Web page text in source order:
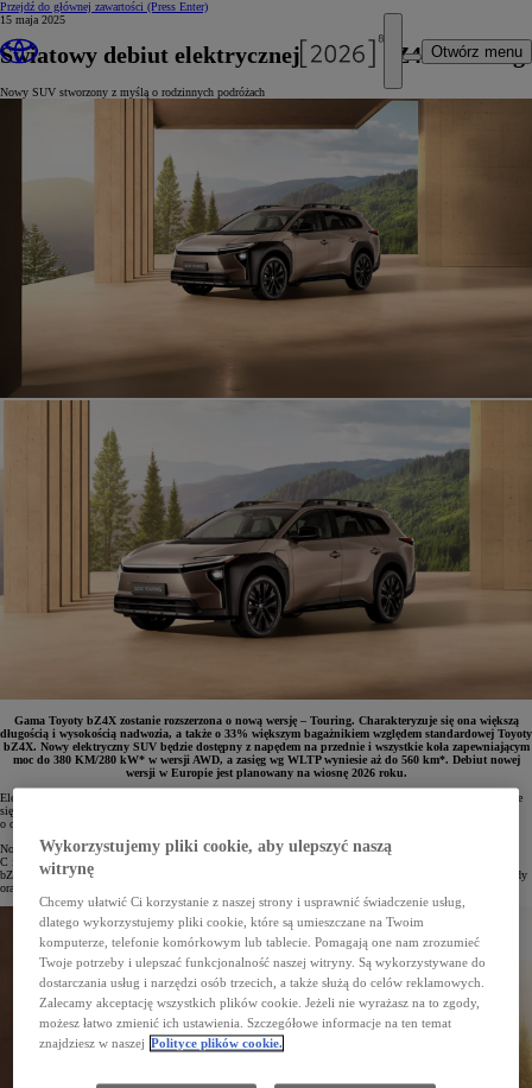
Przejdź do głównej zawartości (Press Enter)
Otwórz menu
15 maja 2025
Światowy debiut elektrycznej Toyoty bZ4X Touring
Nowy SUV stworzony z myślą o rodzinnych podróżach
Gama Toyoty bZ4X zostanie rozszerzona o nową wersję – Touring. Charakteryzuje się ona większą
długością i wysokością nadwozia, a także o 33% większym bagażnikiem względem standardowej Toyoty
bZ4X. Nowy elektryczny SUV będzie dostępny z napędem na przednie i wszystkie koła zapewniającym
moc do 380 KM/280 kW* w wersji AWD, a zasięg wg WLTP wyniesie aż do 560 km*. Debiut nowej
wersji w Europie jest planowany na wiosnę 2026 roku.
Elektryczny SUV Toyota bZ4X już wkrótce będzie dostępny w nowym wariancie nadwozia – Touring. Będzie
się ono charakteryzowało m.in. większą przestrzenią bagażową. Odmiana ta została stworzona z myślą
o osobach aktywnie spędzających czas i poszukujących przestronnego auta na dalekie, rodzinne wyjazdy.
Nowa Toyota bZ4X Touring wzmacnia ofertę elektrycznych SUV-ów marki w kluczowych segmentach – B,
C i D. Samochód dołącza do nowego Urban Cruisera oraz Toyoty C-HR+, a także zmodernizowanej Toyoty
bZ4X. Nowe modele łączy praktyczność i charakter prawdziwego SUV-a, wyrazista stylistyka, wydajne napędy
oraz opcjonalny napęd na cztery koła, a także stanowiąca DNA Toyoty jakość i niezawodność.
Wykorzystujemy pliki cookie, aby ulepszyć naszą
witrynę
Chcemy ułatwić Ci korzystanie z naszej strony i usprawnić świadczenie usług,
dlatego wykorzystujemy pliki cookie, które są umieszczane na Twoim
komputerze, telefonie komórkowym lub tablecie. Pomagają one nam zrozumieć
Twoje potrzeby i ulepszać funkcjonalność naszej witryny. Są wykorzystywane do
dostarczania usług i narzędzi osób trzecich, a także służą do celów reklamowych.
Zalecamy akceptację wszystkich plików cookie. Jeżeli nie wyrażasz na to zgody,
możesz łatwo zmienić ich ustawienia. Szczegółowe informacje na ten temat
znajdziesz w naszej Polityce plików cookie.